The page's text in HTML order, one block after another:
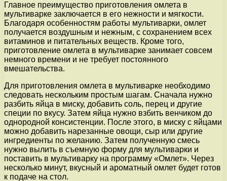
Главное преимущество приготовления омлета в
мультиварке заключается в его нежности и мягкости.
Благодаря особенностям работы мультиварки, омлет
получается воздушным и нежным, с сохранением всех
витаминов и питательных веществ. Кроме того,
приготовление омлета в мультиварке занимает совсем
немного времени и не требует постоянного
вмешательства.
Для приготовления омлета в мультиварке необходимо
следовать нескольким простым шагам. Сначала нужно
разбить яйца в миску, добавить соль, перец и другие
специи по вкусу. Затем яйца нужно взбить венчиком до
однородной консистенции. После этого, в миску с яйцами
можно добавить нарезанные овощи, сыр или другие
ингредиенты по желанию. Затем полученную смесь
нужно вылить в съемную форму для мультиварки и
поставить в мультиварку на программу «Омлет». Через
несколько минут, вкусный и ароматный омлет будет готов
к подаче на стол.